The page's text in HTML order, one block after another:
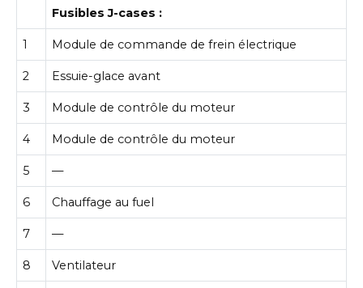
Fusibles J-cases :
1 Module de commande de frein électrique
2 Essuie-glace avant
3 Module de contrôle du moteur
4 Module de contrôle du moteur
5 —
6 Chauffage au fuel
7 —
8 Ventilateur